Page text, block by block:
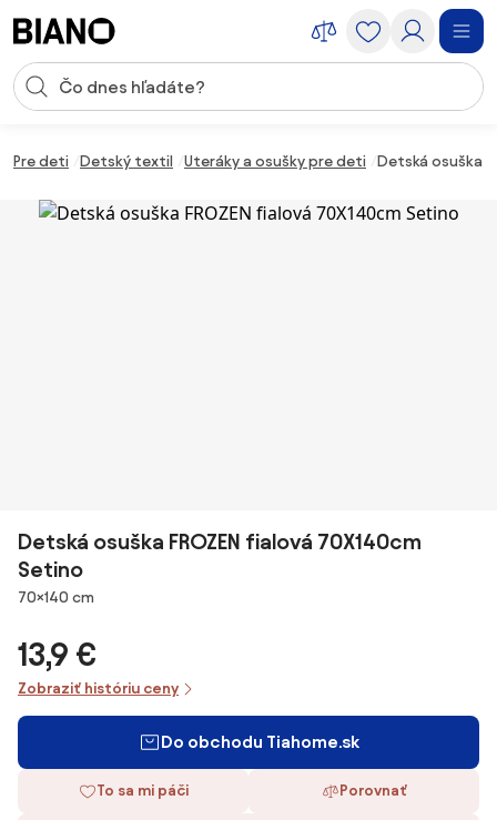
Vstup pre vyhľadávanie
Pre deti Detský textil Uteráky a osušky pre deti Detská osuška
Detská osuška FROZEN fialová 70X140cm
Setino
Rozmery
70×140 cm
13,9 €
Zobraziť históriu ceny
Do obchodu Tiahome.sk
To sa mi páči Porovnať